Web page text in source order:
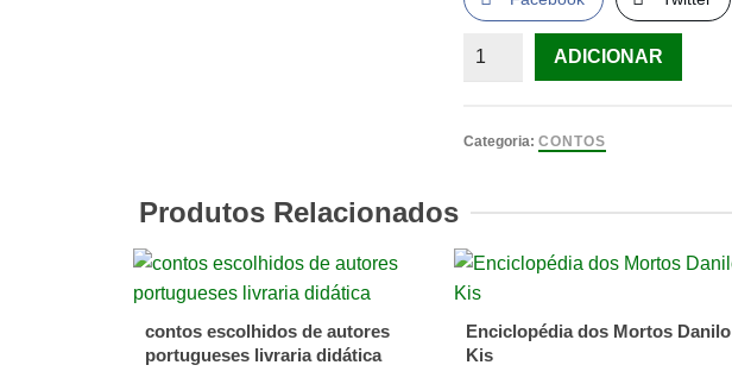
Quantidade
Sonho
ADICIONAR
Categoria:CONTOS
Produtos Relacionados
contos escolhidos de autores
portugueses livraria didática
Enciclopédia dos Mortos Danilo
Kis